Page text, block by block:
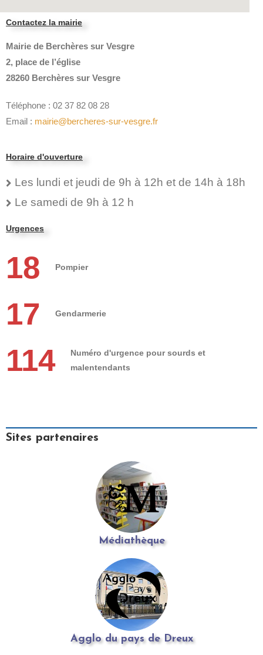
Contactez la mairie
Mairie de Berchères sur Vesgre
2, place de l’église
28260 Berchères sur Vesgre
Téléphone : 02 37 82 08 28
Email : mairie@bercheres-sur-vesgre.fr
Horaire d'ouverture
Les lundi et jeudi de 9h à 12h et de 14h à 18h
Le samedi de 9h à 12 h
Urgences
18 Pompier
17 Gendarmerie
114
Numéro d'urgence pour sourds et
malentendants
Sites partenaires
Médiathèque
Agglo du pays de Dreux